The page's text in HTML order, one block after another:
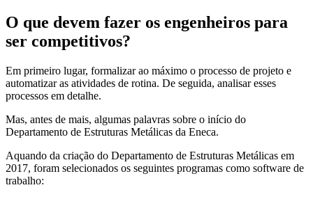
O que devem fazer os engenheiros para
ser competitivos?
Em primeiro lugar, formalizar ao máximo o processo de projeto e
automatizar as atividades de rotina. De seguida, analisar esses
processos em detalhe.
Mas, antes de mais, algumas palavras sobre o início do
Departamento de Estruturas Metálicas da Eneca.
Aquando da criação do Departamento de Estruturas Metálicas em
2017, foram selecionados os seguintes programas como software de
trabalho: